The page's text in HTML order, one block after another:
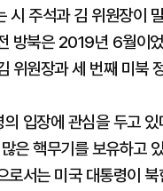
주석과 김 위원장이
방북은 2019년 6월이
위원장과 세 번째 미북
입장에 관심을 두고
은 핵무기를 보유하고
서는 미국 대통령이